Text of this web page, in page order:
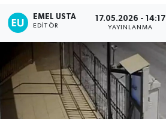
EMEL USTA
EDITÖR
17.05.2026 - 14:17
YAYINLANMA